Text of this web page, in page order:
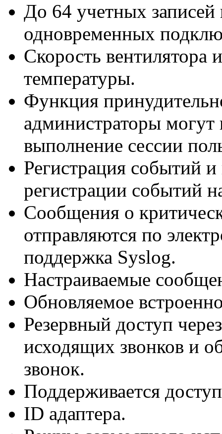
До 64 учетных записей
одновременных
Скорость вентилятора
температуры.
Функция
администраторы могут
выполнение сессии
Регистрация событий
регистрации событий
Сообщения о
отправляются по
поддержка Syslog.
Настраиваемые
Обновляемое
Резервный доступ
исходящих звонков и
звонок.
Поддерживается
ID адаптера.